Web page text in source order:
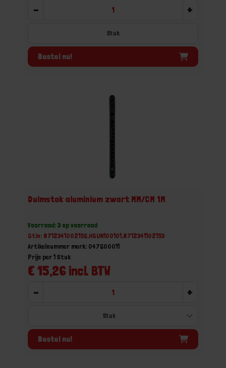
- +
Stuk
Bestel nu!
Duimstok aluminium zwart MM/CM 1M
Voorraad: 3 op voorraad
Gtin: 8712341002156,HGUN100101,8712341102153
Artikelnummer merk: 047600011
€ 15,26 incl. BTW
Prijs per 1 Stuk
- +
Bestel nu!